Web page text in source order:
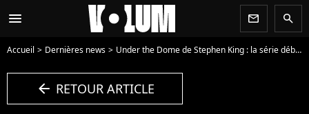
menu newsletter search
Accueil Dernières news Under the Dome de Stephen King : la série débarque sur CBS, mystères et surprises au programme
arrow_left RETOUR ARTICLE